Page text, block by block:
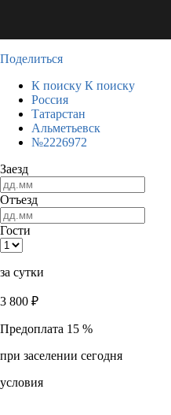
Поделиться
К поиску К поиску
Россия
Татарстан
Альметьевск
№2226972
Заезд
Отъезд
Гости
за сутки
3 800 ₽
Предоплата 15 %
при заселении сегодня
условия